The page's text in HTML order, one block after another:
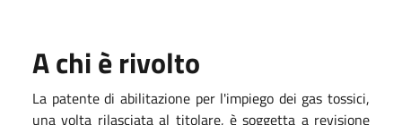
A chi è rivolto
La patente di abilitazione per l'impiego dei gas tossici,
una volta rilasciata al titolare, è soggetta a revisione